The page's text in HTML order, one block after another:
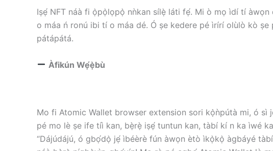
Iṣẹ́ NFT náà fi ọ̀pọ̀lọpọ̀ nǹkan sílẹ̀ láti fẹ́. Mi ò mọ ìdí tí
o máa ń ronú ibi tí o máa dé. Ó ṣe kedere pé ìrírí olùlò kò
pátápátá.
Àfikún Wẹ́ẹ̀bù
Mo fi Atomic Wallet browser extension sori kọ̀ǹpútà mi, ó
pé mo lè ṣe ife tíì kan, bẹ̀rẹ̀ iṣẹ́ tuntun kan, tàbí kí n ka ìwé
“Dájúdájú, ó gbọ́dọ̀ jẹ́ ìbéèrè fún àwọn ètò ìkọ̀kọ̀ àgbáyé